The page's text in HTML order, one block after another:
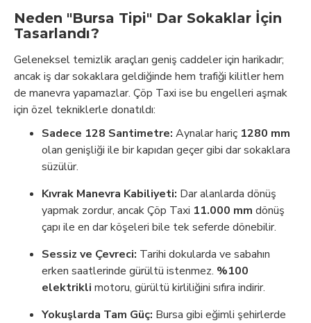
Neden "Bursa Tipi" Dar Sokaklar İçin
Tasarlandı?
Geleneksel temizlik araçları geniş caddeler için harikadır;
ancak iş dar sokaklara geldiğinde hem trafiği kilitler hem
de manevra yapamazlar. Çöp Taxi ise bu engelleri aşmak
için özel tekniklerle donatıldı:
Sadece 128 Santimetre: Aynalar hariç 1280 mm
olan genişliği ile bir kapıdan geçer gibi dar sokaklara
süzülür.
Kıvrak Manevra Kabiliyeti: Dar alanlarda dönüş
yapmak zordur, ancak Çöp Taxi 11.000 mm dönüş
çapı ile en dar köşeleri bile tek seferde dönebilir.
Sessiz ve Çevreci: Tarihi dokularda ve sabahın
erken saatlerinde gürültü istenmez. %100
elektrikli motoru, gürültü kirliliğini sıfıra indirir.
Yokuşlarda Tam Güç: Bursa gibi eğimli şehirlerde